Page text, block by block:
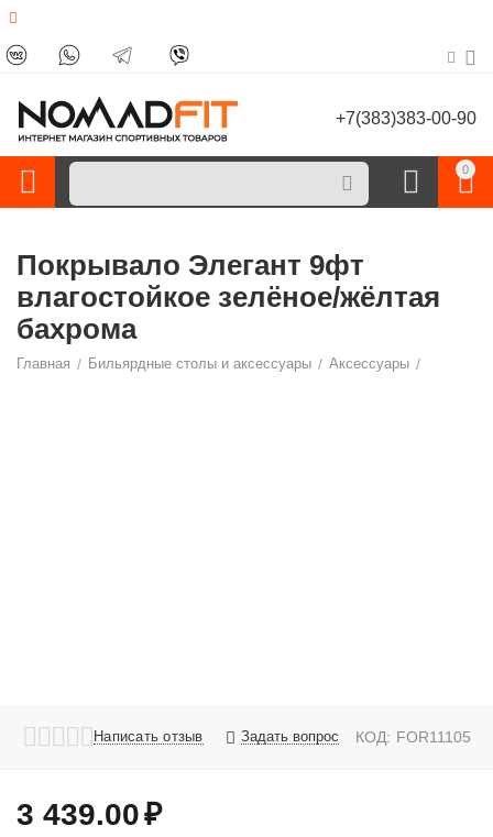
+7(383)383-00-90
0
Покрывало Элегант 9фт
влагостойкое зелёное/жёлтая
бахрома
Главная / Бильярдные столы и аксессуары / Аксессуары /
Написать отзыв Задать вопрос КОД: FOR11105
3 439.00₽